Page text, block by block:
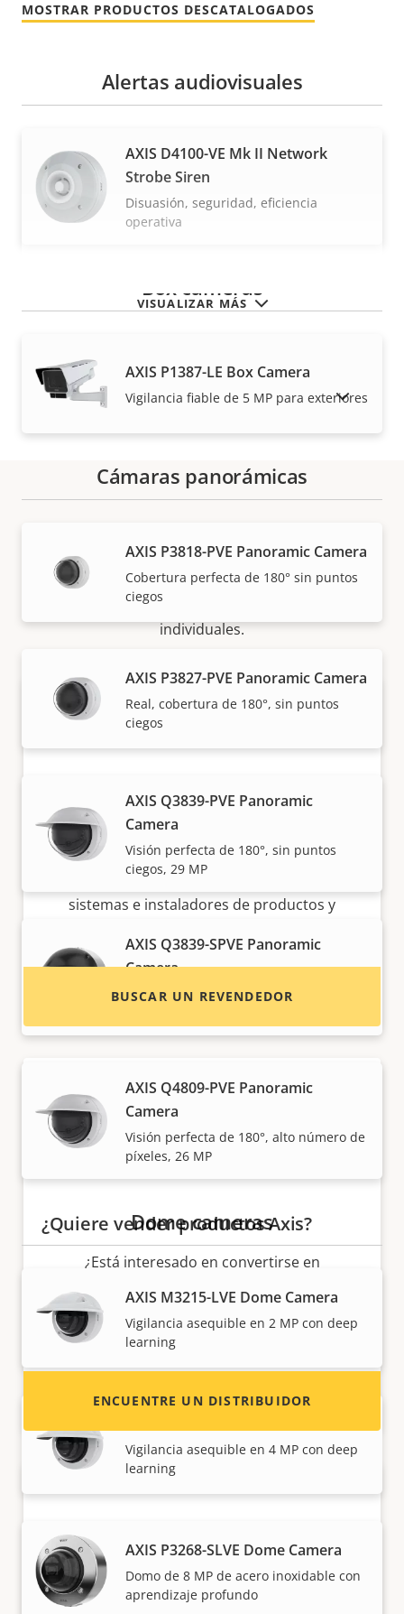
MOSTRAR PRODUCTOS DESCATALOGADOS
VISUALIZAR MÁS
Alertas audiovisuales
AXIS D4100-VE Mk II Network
Strobe Siren
Disuasión, seguridad, eficiencia
operativa
Box cameras
AXIS P1387-LE Box Camera
Vigilancia fiable de 5 MP para exteriores
Cámaras panorámicas
AXIS P3818-PVE Panoramic Camera
Cobertura perfecta de 180° sin puntos
ciegos
AXIS P3827-PVE Panoramic Camera
Real, cobertura de 180°, sin puntos
ciegos
AXIS Q3839-PVE Panoramic
Camera
Visión perfecta de 180°, sin puntos
ciegos, 29 MP
AXIS Q3839-SPVE Panoramic
Camera
Vista general de 180° con carcasa de
AXIS Q4809-PVE Panoramic
Camera
Visión perfecta de 180°, alto número de
píxeles, 26 MP
Dome cameras
AXIS M3215-LVE Dome Camera
Vigilancia asequible en 2 MP con deep
learning
Vigilancia asequible en 4 MP con deep
learning
AXIS P3268-SLVE Dome Camera
Domo de 8 MP de acero inoxidable con
aprendizaje profundo
MOSTRAR PRODUCTOS DESCATALOGADOS
Cómo comprar
Nuestros socios fiables venden e instalan de forma
experta las soluciones Axis y los productos
individuales.
¿Quiere comprar productos Axis?
Localice revendedores, integradores de
sistemas e instaladores de productos y
BUSCAR UN REVENDEDOR
¿Quiere vender productos Axis?
¿Está interesado en convertirse en
contacto de distribuidores de productos y
sistemas Axis.
ENCUENTRE UN DISTRIBUIDOR